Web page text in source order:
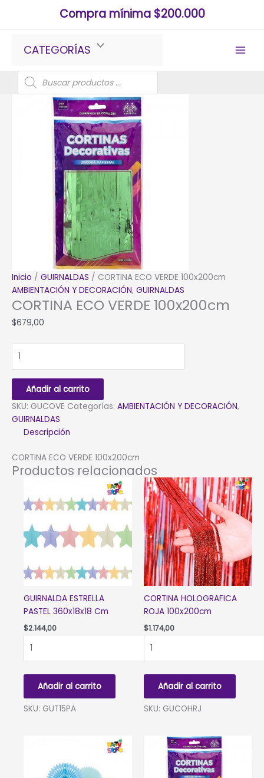
contenido
Compra mínima $200.000
CATEGORÍAS
Búsqueda
de
productos
Inicio / GUIRNALDAS / CORTINA ECO VERDE 100x200cm
AMBIENTACIÓN Y DECORACIÓN, GUIRNALDAS
CORTINA ECO VERDE 100x200cm
$679,00
ECO
100x200cm
cantidad
Añadir al carrito
SKU: GUCOVE Categorías: AMBIENTACIÓN Y DECORACIÓN,
GUIRNALDAS
Descripción
CORTINA ECO VERDE 100x200cm
Productos relacionados
GUIRNALDA ESTRELLA
PASTEL 360x18x18 Cm
$2.144,00
ESTRELLA
360x18x18
cantidad
Añadir al carrito
SKU: GUT15PA
CORTINA HOLOGRAFICA
ROJA 100x200cm
$1.174,00
HOLOGRAFICA
100x200cm
cantidad
Añadir al carrito
SKU: GUCOHRJ